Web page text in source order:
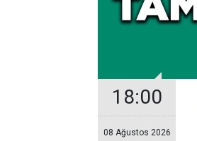
18:00
08 Ağustos 2026